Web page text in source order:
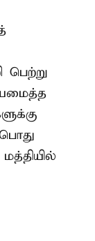
பெற்று